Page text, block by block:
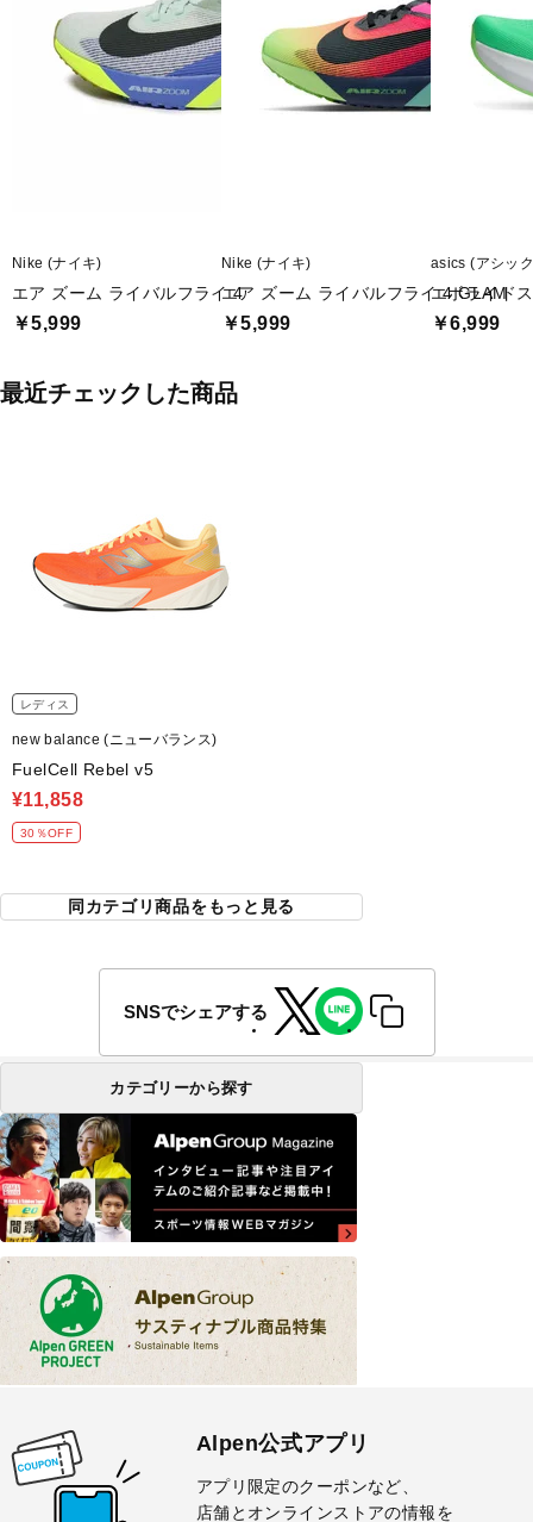
Nike (ナイキ)
エア ズーム ライバルフライ 4
￥5,999
Nike (ナイキ)
エア ズーム ライバルフライ 4 GLAM
￥5,999
asics (アシッ
エボライド
￥6,999
最近チェックした商品
レディス
new balance (ニューバランス)
FuelCell Rebel v5
¥11,858
30％OFF
同カテゴリ商品をもっと見る
SNSでシェアする
カテゴリーから探す
Alpen公式アプリ
アプリ限定のクーポンなど、
店舗とオンラインストアの情報を